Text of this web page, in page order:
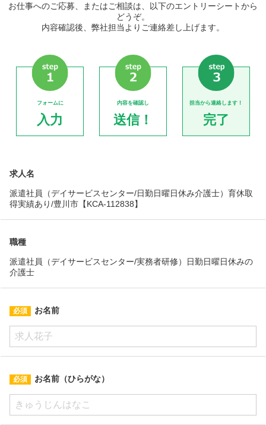
お仕事へのご応募、またはご相談は、以下のエントリーシートから
どうぞ。
内容確認後、弊社担当よりご連絡差し上げます。
フォームに
入力
内容を確認し
送信！
担当から連絡します！
完了
求人名
派遣社員（デイサービスセンター/日勤日曜日休み介護士）育休取
得実績あり/豊川市【KCA-112838】
職種
派遣社員（デイサービスセンター/実務者研修）日勤日曜日休みの
介護士
お名前
お名前（ひらがな）